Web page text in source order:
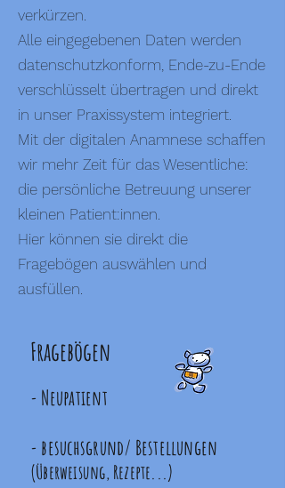
verkürzen.
Alle eingegebenen Daten werden
datenschutzkonform, Ende-zu-Ende
verschlüsselt übertragen und direkt
in unser Praxissystem integriert.
Mit der digitalen Anamnese schaffen
wir mehr Zeit für das Wesentliche:
die persönliche Betreuung unserer
kleinen Patient:innen.
Hier können sie direkt die
Fragebögen auswählen und
ausfüllen.
- Neupatient
- besuchsgrund/ Bestellungen
(Überweisung, Rezepte...)
Fragebögen